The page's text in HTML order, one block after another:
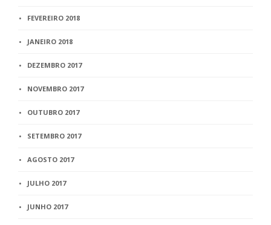
FEVEREIRO 2018
JANEIRO 2018
DEZEMBRO 2017
NOVEMBRO 2017
OUTUBRO 2017
SETEMBRO 2017
AGOSTO 2017
JULHO 2017
JUNHO 2017